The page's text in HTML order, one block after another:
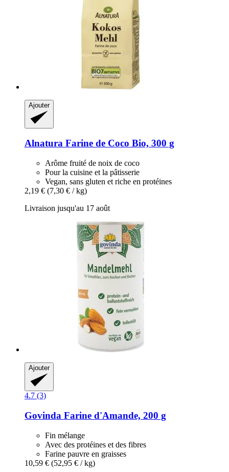
Ajouter
Alnatura Farine de Coco Bio, 300 g
Arôme fruité de noix de coco
Pour la cuisine et la pâtisserie
Vegan, sans gluten et riche en protéines
2,19 € (7,30 € / kg)
Livraison jusqu'au 17 août
Ajouter
4.7 (3)
Govinda Farine d'Amande, 200 g
Fin mélange
Avec des protéines et des fibres
Farine pauvre en graisses
10,59 € (52,95 € / kg)